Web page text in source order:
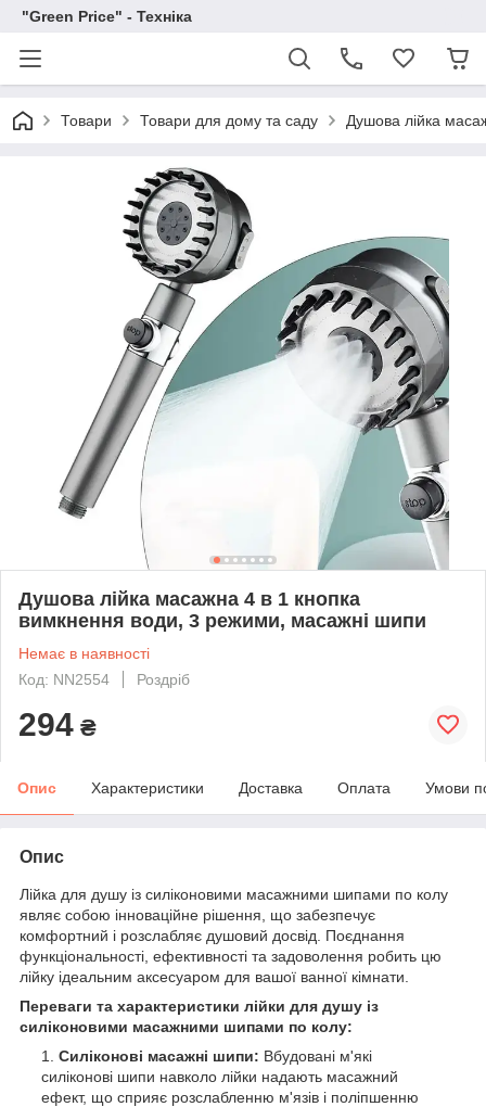
"Green Price" - Техніка
Товари Товари для дому та саду Душова лійка
Душова лійка масажна 4 в 1 кнопка
вимкнення води, 3 режими, масажні шипи
Немає в наявності
Код: NN2554
Роздріб
294 ₴
Опис Характеристики Доставка Оплата Умови
Опис
Лійка для душу із силіконовими масажними шипами по колу
являє собою інноваційне рішення, що забезпечує
комфортний і розслабляє душовий досвід. Поєднання
функціональності, ефективності та задоволення робить цю
лійку ідеальним аксесуаром для вашої ванної кімнати.
Переваги та характеристики лійки для душу із
силіконовими масажними шипами по колу:
Силіконові масажні шипи: Вбудовані м'які
силіконові шипи навколо лійки надають масажний
ефект, що сприяє розслабленню м'язів і поліпшенню